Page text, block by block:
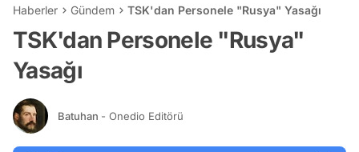
Haberler Gündem TSK'dan Personele "Rusya" Yasağı
TSK'dan Personele "Rusya"
Yasağı
Batuhan - Onedio Editörü